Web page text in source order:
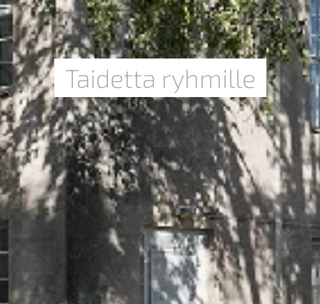
Taidetta ryhmille